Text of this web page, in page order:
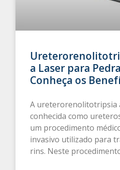
a Laser para
Conheça os
A ureterorenolitotripsia
conhecida como
um procedimento
invasivo utilizado para
rins. Neste